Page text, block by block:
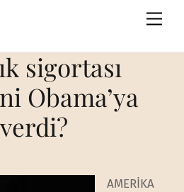
sigortası
Obama’ya
AMERİKA